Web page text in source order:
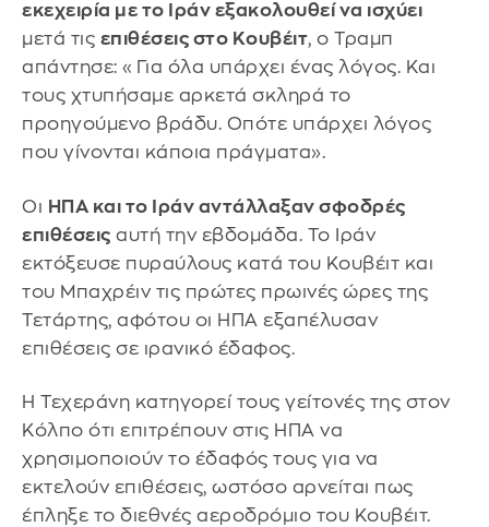
εκεχειρία με το Ιράν εξακολουθεί να ισχύει
μετά τις επιθέσεις στο Κουβέιτ, ο Τραμπ
απάντησε: «Για όλα υπάρχει ένας λόγος. Kαι
τους χτυπήσαμε αρκετά σκληρά το
προηγούμενο βράδυ. Οπότε υπάρχει λόγος
που γίνονται κάποια πράγματα».
Οι ΗΠΑ και το Ιράν αντάλλαξαν σφοδρές
επιθέσεις αυτή την εβδομάδα. Το Ιράν
εκτόξευσε πυραύλους κατά του Κουβέιτ και
του Μπαχρέιν τις πρώτες πρωινές ώρες της
Τετάρτης, αφότου οι ΗΠΑ εξαπέλυσαν
επιθέσεις σε ιρανικό έδαφος.
Η Τεχεράνη κατηγορεί τους γείτονές της στον
Κόλπο ότι επιτρέπουν στις ΗΠΑ να
χρησιμοποιούν το έδαφός τους για να
εκτελούν επιθέσεις, ωστόσο αρνείται πως
έπληξε το διεθνές αεροδρόμιο του Κουβέιτ.